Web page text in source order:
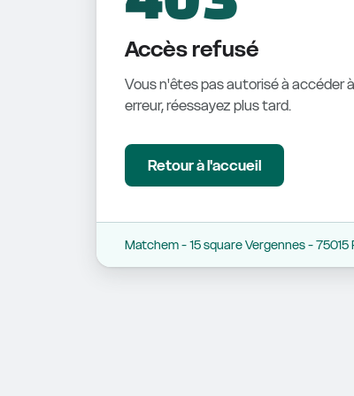
Accès refusé
Vous n'êtes pas autorisé à accéder
erreur, réessayez plus tard.
Retour à l'accueil
Matchem - 15 square Vergennes - 75015